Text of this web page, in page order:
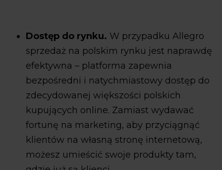
Dostęp do rynku. W przypadku Allegro
sprzedaż na polskim rynku jest naprawdę
efektywna – platforma zapewnia
bezpośredni i natychmiastowy dostęp do
zdecydowanej większości polskich
kupujących online. Zamiast wydawać
fortunę na marketing, aby przyciągnąć
klientów na własną stronę internetową,
możesz umieścić swoje produkty tam,